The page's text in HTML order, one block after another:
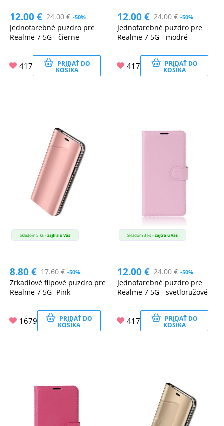
12.00€ 24.00€ -50%
Jednofarebné puzdro pre
Realme 7 5G - čierne
417 PRIDAŤ DO
KOŠÍKA
12.00€ 24.00€ -50%
Jednofarebné puzdro pre
Realme 7 5G - modré
417 PRIDAŤ DO
KOŠÍKA
Skladom 5 ks -zajtra u Vás
8.80€ 17.60€ -50%
Zrkadlové flipové puzdro pre
Realme 7 5G- Pink
1679 PRIDAŤ DO
KOŠÍKA
Skladom 3 ks -zajtra u Vás
12.00€ 24.00€ -50%
Jednofarebné puzdro pre
Realme 7 5G - svetloružové
417 PRIDAŤ DO
KOŠÍKA